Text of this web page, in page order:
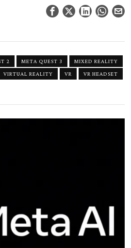
2 META QUEST 3
MIXED REALITY
VIRTUAL REALITY
VR VR HEADSET